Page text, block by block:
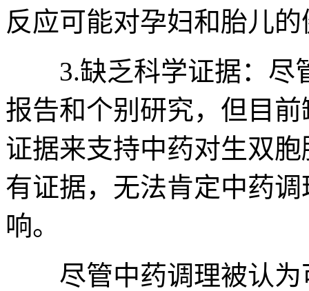
反应可能对孕妇和胎儿
3.缺乏科学证据：尽
报告和个别研究，但目
证据来支持中药对生双
有证据，无法肯定中药
响。
尽管中药调理被认为